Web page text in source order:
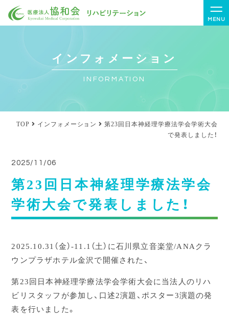
MENU
インフォメーション
INFORMATION
TOP インフォメーション
第23回日本神経理学療法学会学術大会
で発表しました！
2025/11/06
第23回日本神経理学療法学会
学術大会で発表しました！
2025.10.31（金）-11.1（土）に石川県立音楽堂/ANAクラ
ウンプラザホテル金沢で開催された、
第23回日本神経理学療法学会学術大会に当法人のリハ
ビリスタッフが参加し、口述2演題、ポスター3演題の発
表を行いました。